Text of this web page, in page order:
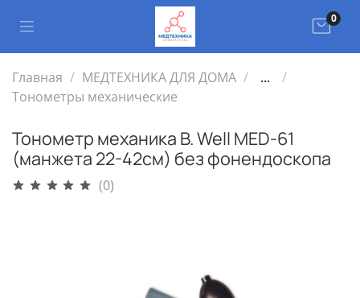
0
Главная МЕДТЕХНИКА ДЛЯ ДОМА
...
Тонометры механические
Тонометр механика B. Well MED-61
(манжета 22-42см) без фонендоскопа
(0)